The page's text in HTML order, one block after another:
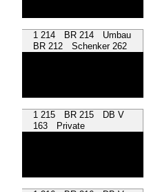
1 214 BR 214 Umbau
BR 212 Schenker 262
1 215 BR 215 DB V
163 Private